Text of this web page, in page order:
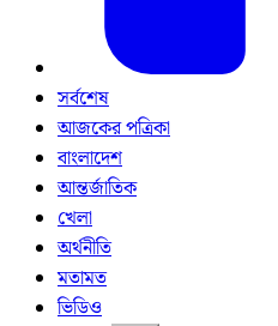
সর্বশেষ
আজকের পত্রিকা
বাংলাদেশ
আন্তর্জাতিক
খেলা
অর্থনীতি
মতামত
ভিডিও